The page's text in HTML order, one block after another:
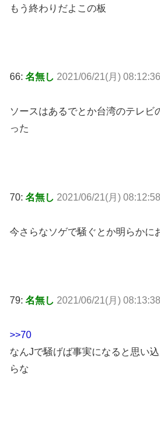
もう終わりだよこの板
66: 名無し 2021/06/21(月)
ソースはあるでとか台湾のテレビ
った
70: 名無し 2021/06/21(月)
今さらなソゲで騒ぐとか明らかに
79: 名無し 2021/06/21(月)
>>70
なんJで騒げば事実になると思い
らな